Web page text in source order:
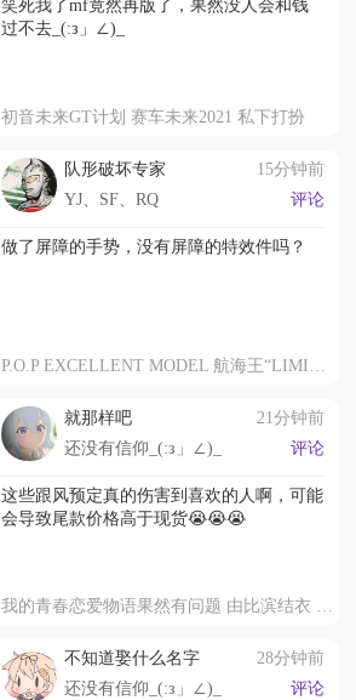
笑死我了mf竟然再版了，果然没人会和钱
过不去_(:з」∠)_
初音未来GT计划 赛车未来2021 私下打扮
队形破坏专家
15分钟前
YJ、SF、RQ
评论
做了屏障的手势，没有屏障的特效件吗？
就那样吧
21分钟前
还没有信仰_(:з」∠)_
评论
这些跟风预定真的伤害到喜欢的人啊，可能
会导致尾款价格高于现货😭😭😭
我的青春恋爱物语果然有问题 由比滨结衣 原作版
不知道娶什么名字
28分钟前
还没有信仰_(:з」∠)_
评论